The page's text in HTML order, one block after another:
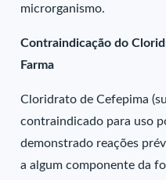
microrganismo.
Contraindicação do
Farma
Cloridrato de Cefepima
contraindicado para uso
demonstrado reações
a algum componente da